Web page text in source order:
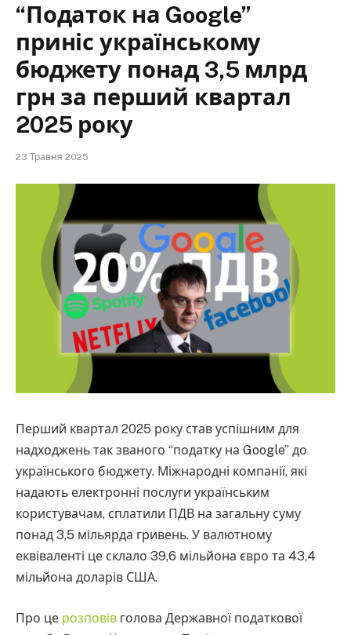
“Податок на Google”
приніс українському
бюджету понад 3,5 млрд
грн за перший квартал
2025 року
23 Травня 2025
Перший квартал 2025 року став успішним для
надходжень так званого “податку на Google” до
українського бюджету. Міжнародні компанії, які
надають електронні послуги українським
користувачам, сплатили ПДВ на загальну суму
понад 3,5 мільярда гривень. У валютному
еквіваленті це склало 39,6 мільйона євро та 43,4
мільйона доларів США.
Про це розповів голова Державної податкової